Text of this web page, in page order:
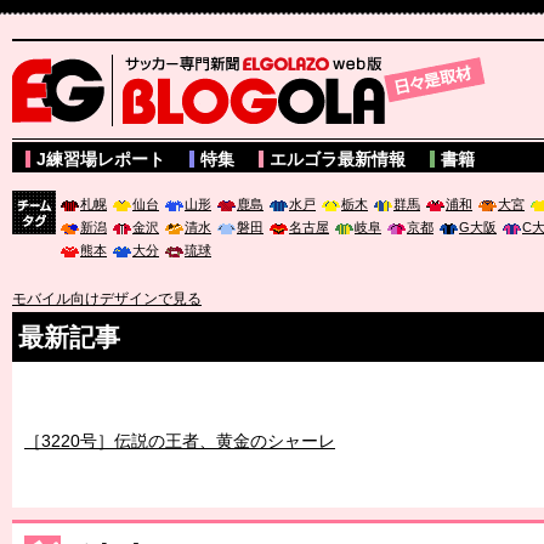
サッカー専門新聞ELGOLAZO web版 BLOGOLA
J練習場レポート 特集 エルゴラ最新情報 書籍
札幌 仙台 山形 鹿島 水戸 栃木 群馬 浦和
大宮
新潟
金沢 清水 磐田 名古屋 岐阜 京都 G大阪
C
熊本
大分 琉球
モバイル向けデザインで見る
最新記事
［3220号］伝説の王者、黄金のシャーレ
［3230号］世界一への夢は終わらない